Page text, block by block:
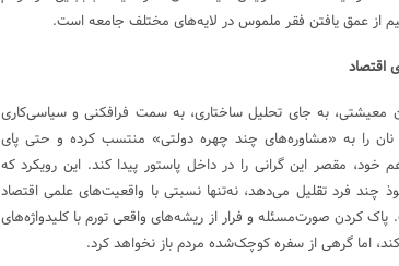
از عمق یافتن فقر ملموس در لایه‌های مختلف جامعه است.
اقتصاد
معیشتی، به جای تحلیل ساختاری، به سمت فرافکنی و سیاسی‌کاری
را به «مشاوره‌های چند چهره دولتی» منتسب کرده و حتی پای
خود، مقصر این گرانی را در داخل پاستور پیدا کند. این رویکرد که
چند فرد تقلیل می‌دهد، نه‌تنها نسبتی با واقعیت‌های علمی اقتصاد
کردن صورت‌مسئله و فرار از ریشه‌های واقعی تورم با کلیدواژه‌های
اما گرهی از سفره کوچک‌شده مردم باز نخواهد کرد.